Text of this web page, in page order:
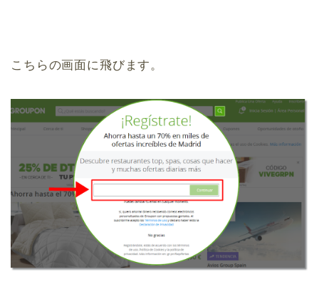
こちらの画面に飛びます。